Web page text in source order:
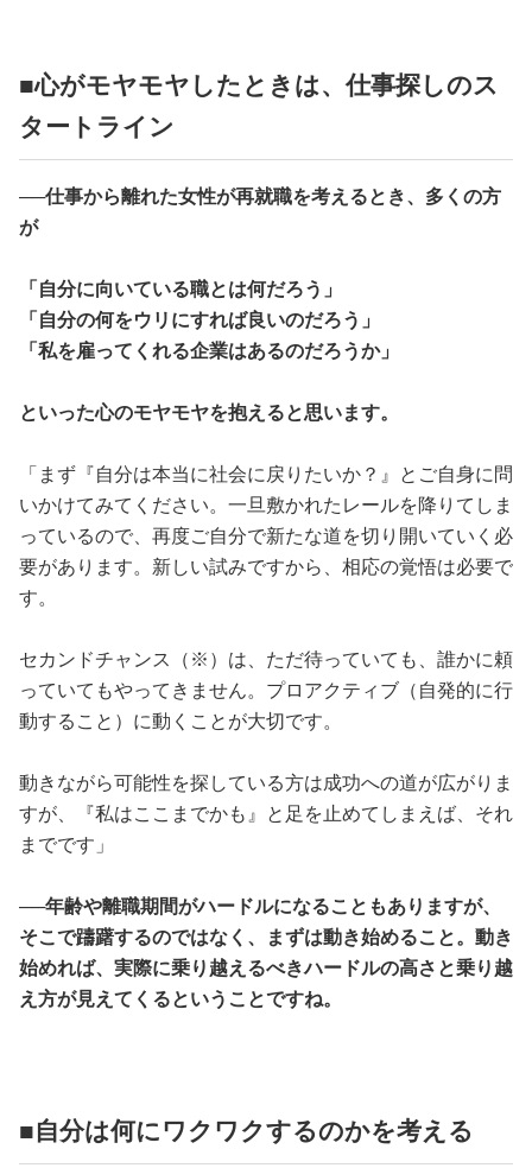
■心がモヤモヤしたときは、仕事探しのス
タートライン
──仕事から離れた女性が再就職を考えるとき、多くの方
が
「自分に向いている職とは何だろう」
「自分の何をウリにすれば良いのだろう」
「私を雇ってくれる企業はあるのだろうか」
といった心のモヤモヤを抱えると思います。
「まず『自分は本当に社会に戻りたいか？』とご自身に問
いかけてみてください。一旦敷かれたレールを降りてしま
っているので、再度ご自分で新たな道を切り開いていく必
要があります。新しい試みですから、相応の覚悟は必要で
す。
セカンドチャンス（※）は、ただ待っていても、誰かに頼
っていてもやってきません。プロアクティブ（自発的に行
動すること）に動くことが大切です。
動きながら可能性を探している方は成功への道が広がりま
すが、『私はここまでかも』と足を止めてしまえば、それ
までです」
──年齢や離職期間がハードルになることもありますが、
そこで躊躇するのではなく、まずは動き始めること。動き
始めれば、実際に乗り越えるべきハードルの高さと乗り越
え方が見えてくるということですね。
■自分は何にワクワクするのかを考える